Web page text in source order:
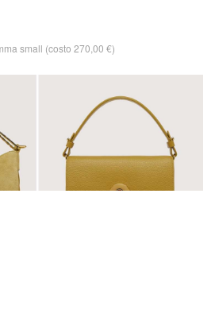
small (costo 270,00 €)